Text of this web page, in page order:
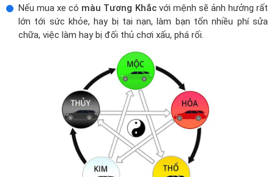
Nếu mua xe có màu Tương Khắcvới mệnh sẽ ảnh hưởng rất
lớn tới sức khỏe, hay bị tai nạn, làm bạn tốn nhiều phí sửa
chữa, việc làm hay bị đối thủ chơi xấu, phá rối.